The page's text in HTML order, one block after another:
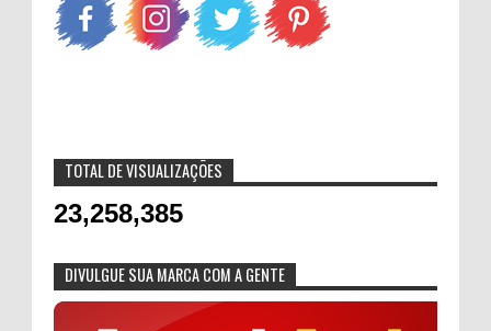
TOTAL DE VISUALIZAÇÕES
23,258,385
DIVULGUE SUA MARCA COM A GENTE